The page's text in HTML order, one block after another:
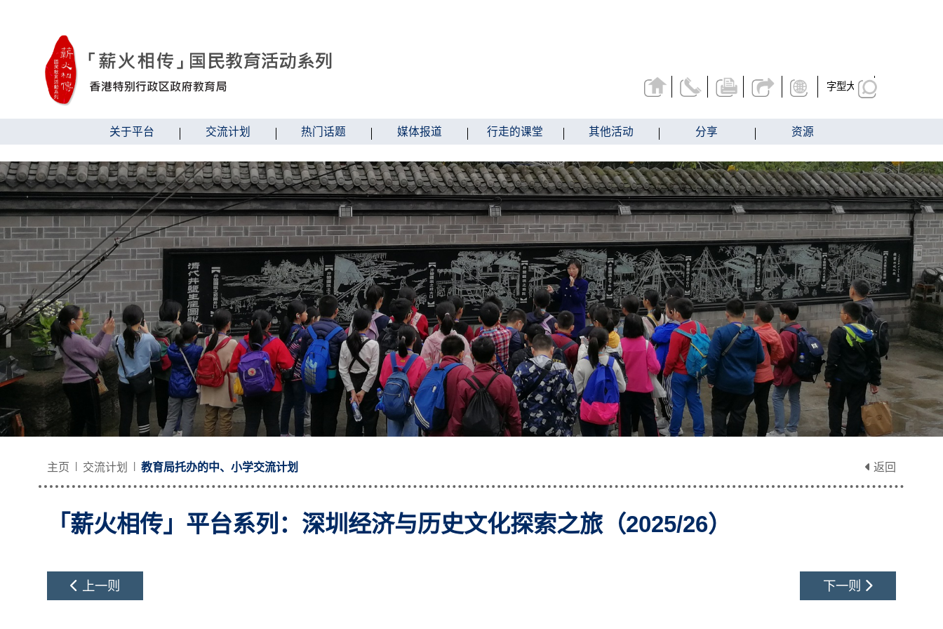
字型大小
关于平台 交流计划 热门话题 媒体报道 行走的课堂 其他活动 分享 资源
主页 交流计划 教育局托办的中、小学交流计划 返回
「薪火相传」平台系列：深圳经济与历史文化探索之旅（2025/26）
上一则 下一则